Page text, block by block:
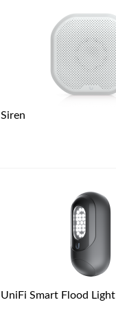
Siren
UniFi Smart Flood Light